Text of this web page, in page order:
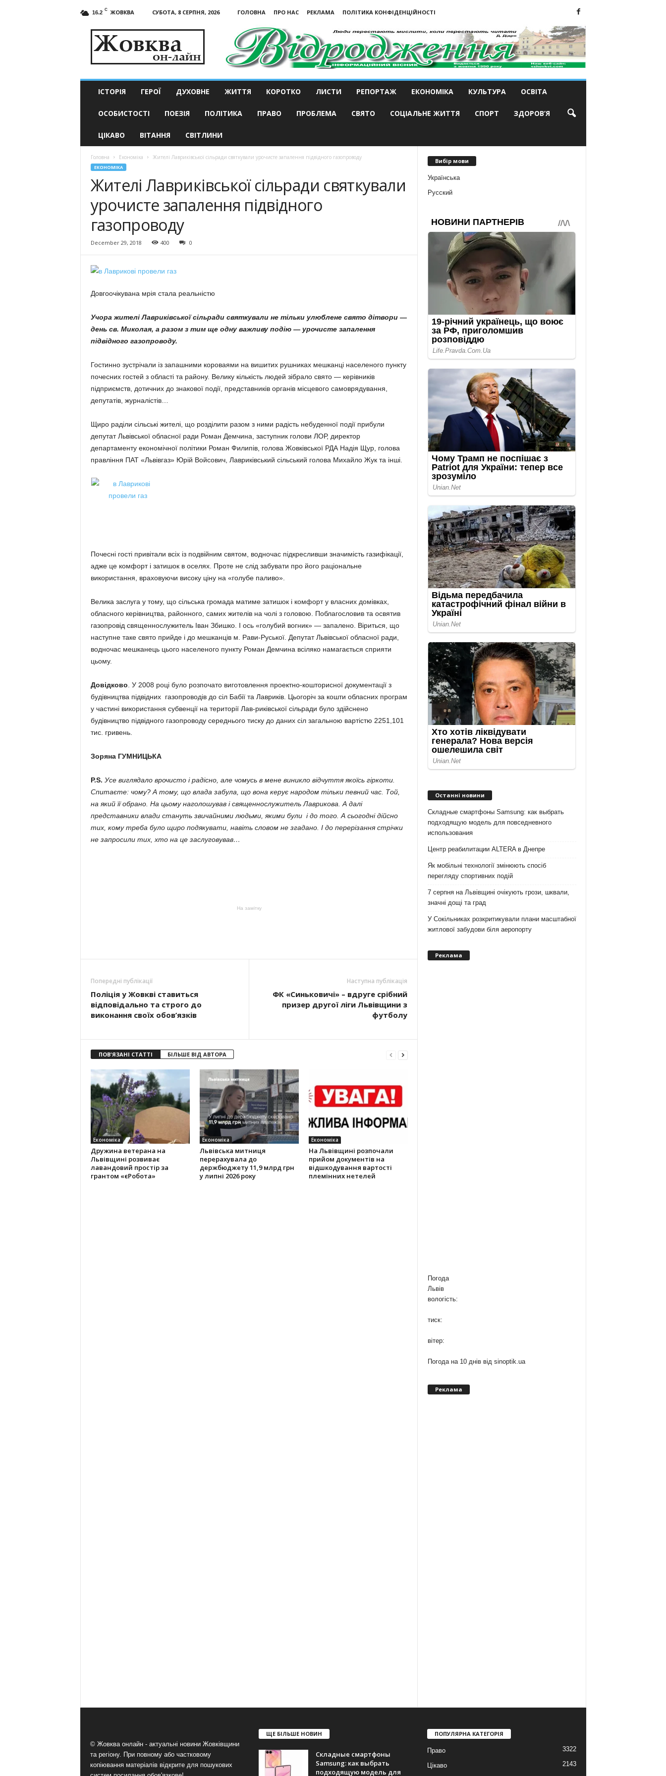
16.2 C ЖОВКВА СУБОТА, 8 СЕРПНЯ, 2026 ГОЛОВНА ПРО НАС РЕКЛАМА
ПОЛІТИКА КОНФІДЕНЦІЙНОСТІ
актуальні
ІСТОРІЯ ГЕРОЇ ДУХОВНЕ ЖИТТЯ КОРОТКО ЛИСТИ РЕПОРТАЖ ЕКОНОМІКА КУЛЬТУРА ОСВІТА
ОСОБИСТОСТІ ПОЕЗІЯ ПОЛІТИКА ПРАВО ПРОБЛЕМА СВЯТО СОЦІАЛЬНЕ ЖИТТЯ СПОРТ ЗДОРОВ’Я
ЦІКАВО ВІТАННЯ СВІТЛИНИ
Головна Економіка Жителі Лавриківської сільради святкували урочисте запалення підвідного газопроводу
ЕКОНОМІКА
Жителі Лавриківської сільради святкували
урочисте запалення підвідного
газопроводу
December 29, 2018 400 0
Довгоочікувана мрія стала реальністю
Учора жителі Лавриківської сільради святкували не тільки улюблене свято дітвори —
день св. Миколая, а разом з тим ще одну важливу подію — урочисте запалення
підвідного газопроводу.
Гостинно зустрічали із запашними короваями на вишитих рушниках мешканці населеного пункту
почесних гостей з області та району. Велику кількість людей зібрало свято — керівників
підприємств, дотичних до знакової події, представників органів місцевого самоврядування,
депутатів, журналістів…
Щиро раділи сільські жителі, що розділити разом з ними радість небуденної події прибули
депутат Львівської обласної ради Роман Демчина, заступник голови ЛОР, директор
департаменту економічної політики Роман Филипів, голова Жовківської РДА Надія Щур, голова
правління ПАТ «Львівгаз» Юрій Войсович, Лавриківський сільський голова Михайло Жук та інші.
Почесні гості привітали всіх із подвійним святом, водночас підкресливши значимість газифікації,
адже це комфорт і затишок в оселях. Проте не слід забувати про його раціональне
використання, враховуючи високу ціну на «голубе паливо».
Велика заслуга у тому, що сільська громада матиме затишок і комфорт у власних домівках,
обласного керівництва, районного, самих жителів на чолі з головою. Поблагословив та освятив
газопровід священнослужитель Іван Збишко. І ось «голубий вогник» — запалено. Віриться, що
наступне таке свято прийде і до мешканців м. Рави-Руської. Депутат Львівської обласної ради,
водночас мешканець цього населеного пункту Роман Демчина всіляко намагається сприяти
цьому.
Довідково . У 2008 році було розпочато виготовлення проектно-кошторисної документації з
будівництва підвідних газопроводів до сіл Бабії та Лавриків. Цьогоріч за кошти обласних програм
у частині використання субвенції на території Лав-риківської сільради було здійснено
будівництво підвідного газопроводу середнього тиску до даних сіл загальною вартістю 2251,101
тис. гривень.
Зоряна ГУМНИЦЬКА
Р.S. Усе виглядало врочисто і радісно, але чомусь в мене виникло відчуття якоїсь гіркоти.
Спитаєте: чому? А тому, що влада забула, що вона керує народом тільки певний час. Той,
на який її обрано. На цьому наголошував і священнослужитель Лаврикова. А далі
представники влади стануть звичайними людьми, якими були і до того. А сьогодні дійсно
тих, кому треба було щиро подякувати, навіть словом не згадано. І до перерізання стрічки
не запросили тих, хто на це заслуговував…
На замітку
Попередні публікації
Поліція у Жовкві ставиться
відповідально та строго до
виконання своїх обов’язків
Наступна публікація
ФК «Синьковичі» – вдруге срібний
призер другої ліги Львівщини з
футболу
ПОВ'ЯЗАНІ СТАТТІ БІЛЬШЕ ВІД АВТОРА
Економіка
Дружина ветерана на
Львівщині розвиває
лавандовий простір за
грантом «єРобота»
Економіка
Львівська митниця
перерахувала до
держбюджету 11,9 млрд грн
у липні 2026 року
Економіка
На Львівщині розпочали
прийом документів на
відшкодування вартості
племінних нетелей
Вибір мови
Українська
Русский
Останні новини
Складные смартфоны Samsung: как выбрать
подходящую модель для повседневного
использования
Центр реабилитации ALTERA в Днепре
Як мобільні технології змінюють спосіб
перегляду спортивних подій
7 серпня на Львівщині очікують грози, шквали,
значні дощі та град
У Сокільниках розкритикували плани масштабної
житлової забудови біля аеропорту
Реклама
Погода
Львів
вологість:
тиск:
вітер:
Погода на 10 днів від sinoptik.ua
Реклама
© Жовква онлайн - актуальні новини Жовківщини
та регіону. При повному або частковому
копіювання матеріалів відкрите для пошукових
ЩЕ БІЛЬШЕ НОВИН
Складные смартфоны
Samsung: как выбрать
подходящую модель для
ПОПУЛЯРНА КАТЕГОРІЯ
Право 3322
Цікаво
2143